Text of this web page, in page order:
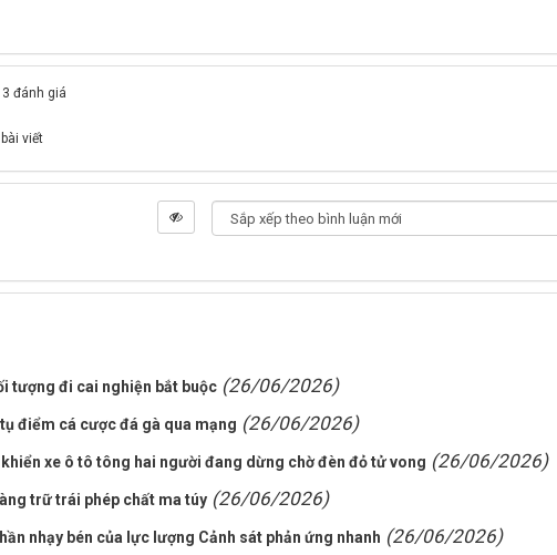
đánh giá
viết
tượng đi cai nghiện bắt buộc (26/06/2026)
điểm cá cược đá gà qua mạng (26/06/2026)
xe ô tô tông hai người đang dừng chờ đèn đỏ tử vong (26/06/2026)
trữ trái phép chất ma túy (26/06/2026)
nhạy bén của lực lượng Cảnh sát phản ứng nhanh (26/06/2026)